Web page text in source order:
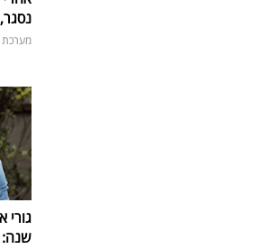
מערכת ice
שנה: